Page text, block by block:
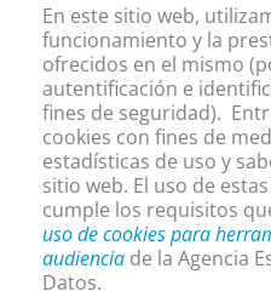
En este sitio web,
funcionamiento y la
ofrecidos en el mismo
autentificación e
fines de seguridad).
cookies con fines de
estadísticas de uso y
sitio web. El uso de
cumple los requisitos
uso de cookies para
audiencia de la Agencia
Datos.